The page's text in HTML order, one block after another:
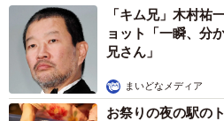
「キム兄」木村祐
ョット「一瞬、分
兄さん」
まいどなメディア
お祭りの夜の駅の